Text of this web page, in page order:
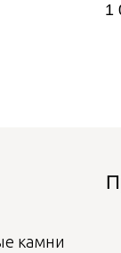
1
камни